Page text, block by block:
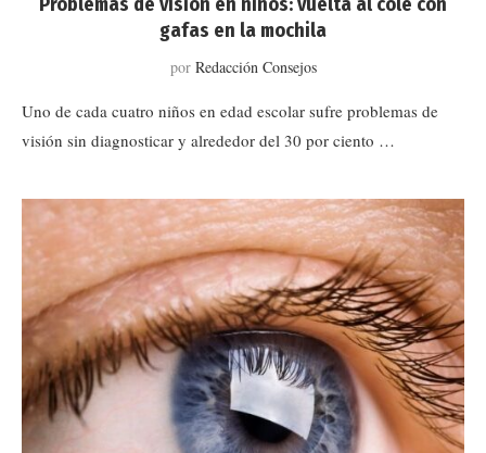
gafas en la mochila
por Redacción Consejos
Uno de cada cuatro niños en edad escolar sufre problemas de
visión sin diagnosticar y alrededor del 30 por ciento …